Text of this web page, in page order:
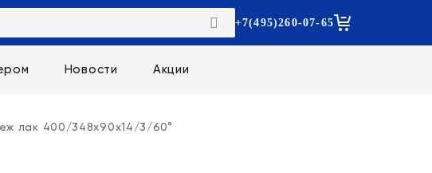
+7(495)260-07-65
Новости Акции
лак 400/348х90х14/3/60°